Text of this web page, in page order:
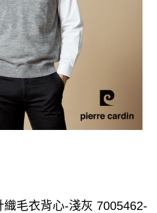
毛衣背心-淺灰 7005462-